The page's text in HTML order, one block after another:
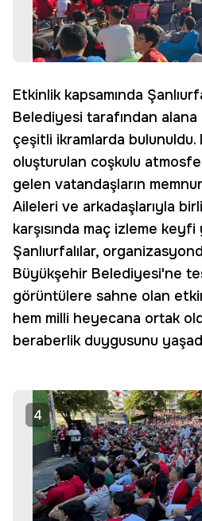
Etkinlik kapsamında
Belediyesi tarafından
çeşitli ikramlarda bulunuldu.
oluşturulan coşkulu
gelen vatandaşların
Aileleri ve arkadaşlarıyla
karşısında maç izleme
Şanlıurfalılar,
Büyükşehir Belediyesi'ne
görüntülere sahne olan
hem milli heyecana ortak
beraberlik duygusunu
4